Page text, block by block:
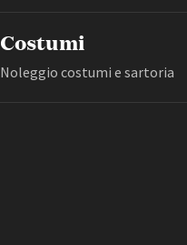
Costumi
Noleggio costumi e sartoria